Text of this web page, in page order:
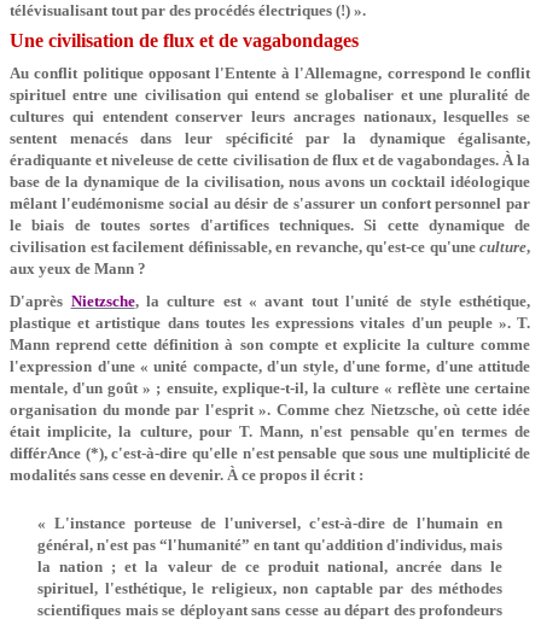
télévisualisant tout par des procédés électriques (!) ».
Une civilisation de flux et de vagabondages
Au conflit politique opposant l'Entente à l'Allemagne, correspond le conflit
spirituel entre une civilisation qui entend se globaliser et une pluralité de
cultures qui entendent conserver leurs ancrages nationaux, lesquelles se
sentent menacés dans leur spécificité par la dynamique égalisante,
éradiquante et niveleuse de cette civilisation de flux et de vagabondages. À la
base de la dynamique de la civilisation, nous avons un cocktail idéologique
mêlant l'eudémonisme social au désir de s'assurer un confort personnel par
le biais de toutes sortes d'artifices techniques. Si cette dynamique de
civilisation est facilement définissable, en revanche, qu'est-ce qu'uneculture,
aux yeux de Mann ?
D'après Nietzsche, la culture est « avant tout l'unité de style esthétique,
plastique et artistique dans toutes les expressions vitales d'un peuple ». T.
Mann reprend cette définition à son compte et explicite la culture comme
l'expression d'une « unité compacte, d'un style, d'une forme, d'une attitude
mentale, d'un goût » ; ensuite, explique-t-il, la culture « reflète une certaine
organisation du monde par l'esprit ». Comme chez Nietzsche, où cette idée
était implicite, la culture, pour T. Mann, n'est pensable qu'en termes de
différAnce (*), c'est-à-dire qu'elle n'est pensable que sous une multiplicité de
modalités sans cesse en devenir. À ce propos il écrit :
« L'instance porteuse de l'universel, c'est-à-dire de l'humain en
général, n'est pas “l'humanité” en tant qu'addition d'individus, mais
la nation ; et la valeur de ce produit national, ancrée dans le
spirituel, l'esthétique, le religieux, non captable par des méthodes
scientifiques mais se déployant sans cesse au départ des profondeurs